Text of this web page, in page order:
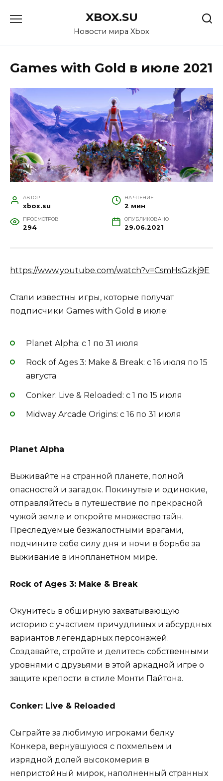
XBOX.SU
Новости мира Xbox
Games with Gold в июле 2021
АВТОР
xbox.su
НА ЧТЕНИЕ
2 мин
ПРОСМОТРОВ
294
ОПУБЛИКОВАНО
29.06.2021
https://www.youtube.com/watch?v=CsmHsGzkj9E
Стали известны игры, которые получат
подписчики Games with Gold в июле:
Planet Alpha: с 1 по 31 июля
Rock of Ages 3: Make & Break: с 16 июля по 15
августа
Conker: Live & Reloaded: с 1 по 15 июля
Midway Arcade Origins: с 16 по 31 июля
Planet Alpha
Выживайте на странной планете, полной
опасностей и загадок. Покинутые и одинокие,
отправляйтесь в путешествие по прекрасной
чужой земле и откройте множество тайн.
Преследуемые безжалостными врагами,
подчините себе силу дня и ночи в борьбе за
выживание в инопланетном мире.
Rock of Ages 3: Make & Break
Окунитесь в обширную захватывающую
историю с участием причудливых и абсурдных
вариантов легендарных персонажей.
Создавайте, стройте и делитесь собственными
уровнями с друзьями в этой аркадной игре о
защите крепости в стиле Монти Пайтона.
Conker: Live & Reloaded
Сыграйте за любимую игроками белку
Конкера, вернувшуюся с похмельем и
изрядной долей высокомерия в
непристойный мирок, наполненный странных